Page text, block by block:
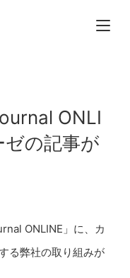
ONLI
ゼの記事が
ONLINE」に、カ
る弊社の取り組みが